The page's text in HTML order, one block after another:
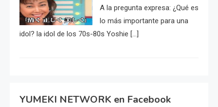
A la pregunta expresa: ¿Qué es
lo más importante para una
idol? la idol de los 70s-80s Yoshie […]
YUMEKI NETWORK en Facebook